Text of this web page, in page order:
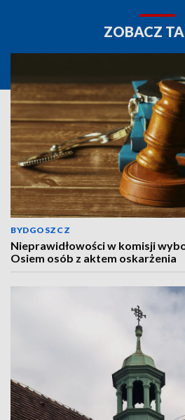
ZOBACZ
BYDGOSZCZ
Nieprawidłowości w komisji
Osiem osób z aktem oskarżenia